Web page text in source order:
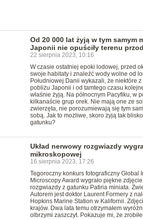
Od 20 000 lat żyją w tym samym
Japonii nie opuściły terenu
22 sierpnia 2023, 10:16
W czasie ostatniej epoki lodowej, przed
swoje habitaty i znaleźć wody wolne od
Południowej Danii wykazali, że niektóre
pobliżu Japonii i od tamtego czasu
właśnie żyją. Na północnym Pacyfiku, w
kilkanaście grup orek. Nie mają one ze
zwierzęta, nie porozumiewają się tym
sobą. Jak to możliwe, skoro żyją tak
gatunku?
Układ nerwowy rozgwiazdy
mikroskopowej
16 sierpnia 2023, 17:26
Tegoroczny konkurs fotograficzny Global
Microscopy Award wygrało piękne
rozgwiazdy z gatunku Patiria miniata.
Autorem jest doktor Laurent Formery z
Hopkins Marine Station w Kalifornii.
krajów. Dwa lata temu otrzymałem
olbrzymi zaszczyt. Pokazuje mi, że